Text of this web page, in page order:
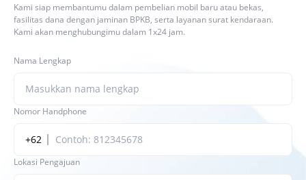
Kami siap membantumu dalam pembelian mobil baru atau bekas,
fasilitas dana dengan jaminan BPKB, serta layanan surat kendaraan.
Kami akan menghubungimu dalam 1x24 jam.
Nama Lengkap
Nomor Handphone
+62
Lokasi Pengajuan